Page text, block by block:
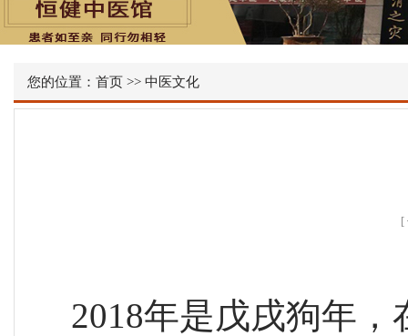
您的位置： 首页 >> 中医文化
[
2018年是戊戌狗年